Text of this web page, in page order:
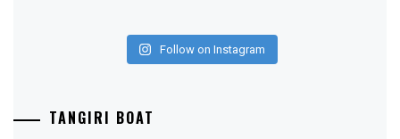
Follow on Instagram
TANGIRI BOAT